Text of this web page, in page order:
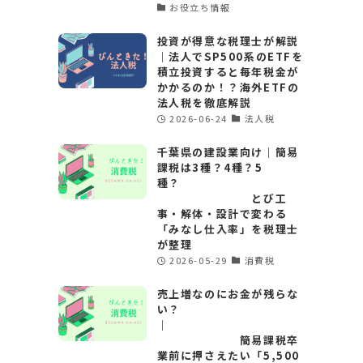
お役立ち情報
投資が得意な税理士が解説
｜法人でSP500系のETFを
積立投資すると毎年税金が
かかるのか！？海外ETFの
法人税を徹底解説
2026-06-24 法人税
千葉県の建設業向け｜簡易
課税は3種？4種？5
種？
とび工
事・解体・設計で変わる
「みなし仕入率」を税理士
が整理
2026-05-29 消費税
売上増なのにお金が残らな
い？
｜
簡易課税卒
業前に押さえたい「5,500